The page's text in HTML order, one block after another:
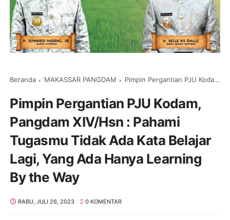
Beranda MAKASSAR PANGDAM Pimpin Pergantian PJU Kodam, Pangdam XIV/Hsn : Pahami Tugasmu Tidak Ada Kata Belajar Lagi, Yang Ada Hanya Learning By the Way
Pimpin Pergantian PJU Kodam,
Pangdam XIV/Hsn : Pahami
Tugasmu Tidak Ada Kata Belajar
Lagi, Yang Ada Hanya Learning
By the Way
RABU, JULI 26, 2023 0 KOMENTAR